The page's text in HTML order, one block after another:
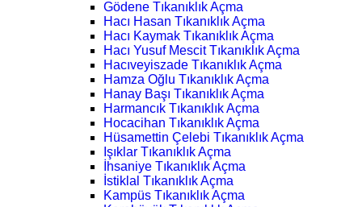
Gödene Tıkanıklık Açma
Hacı Hasan Tıkanıklık Açma
Hacı Kaymak Tıkanıklık Açma
Hacı Yusuf Mescit Tıkanıklık Açma
Hacıveyiszade Tıkanıklık Açma
Hamza Oğlu Tıkanıklık Açma
Hanay Başı Tıkanıklık Açma
Harmancık Tıkanıklık Açma
Hocacihan Tıkanıklık Açma
Hüsamettin Çelebi Tıkanıklık Açma
Işıklar Tıkanıklık Açma
İhsaniye Tıkanıklık Açma
İstiklal Tıkanıklık Açma
Kampüs Tıkanıklık Açma